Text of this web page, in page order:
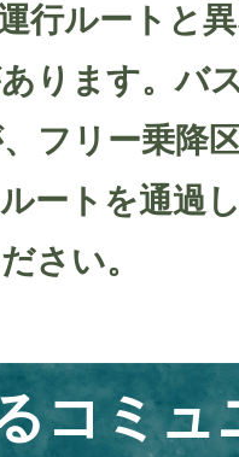
行ルートと
ります。バ
フリー乗降
ートを通過
さい。
コミュ